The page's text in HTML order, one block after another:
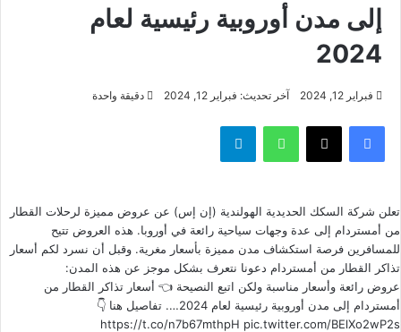
إلى مدن أوروبية رئيسية لعام
2024
فبراير 12, 2024 آخر تحديث: فبراير 12, 2024 دقيقة واحدة
فيسبوك ‫X واتساب تيلقرام
تعلن شركة السكك الحديدية الهولندية (إن إس) عن عروض مميزة لرحلات القطار
من أمستردام إلى عدة وجهات سياحية رائعة في أوروبا. هذه العروض تتيح
للمسافرين فرصة استكشاف مدن مميزة بأسعار مغرية. وقبل أن نسرد لكم أسعار
تذاكر القطار من أمستردام دعونا نتعرف بشكل موجز عن هذه المدن:
عروض رائعة وأسعار مناسبة ولكن اتبع النصيحة 👈 أسعار تذاكر القطار من
أمستردام إلى مدن أوروبية رئيسية لعام 2024…. تفاصيل هنا 👇
https://t.co/n7b67mthpH pic.twitter.com/BElXo2wP2s